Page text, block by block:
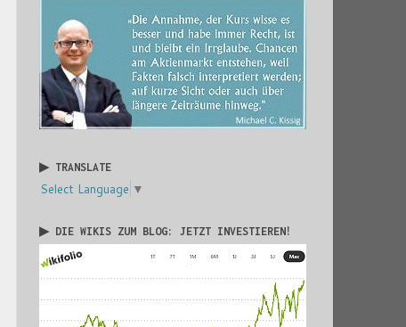
▶ TRANSLATE
Select Language ▼
▶ DIE WIKIS ZUM BLOG: JETZT INVESTIEREN!